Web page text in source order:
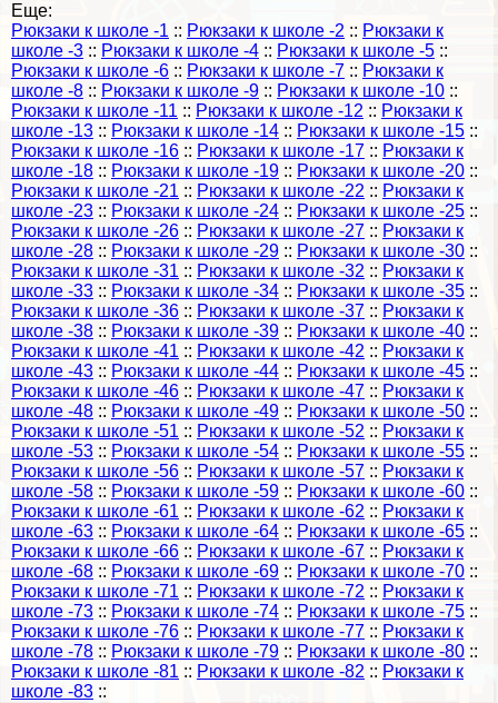
Еще:
Рюкзаки к школе -1 :: Рюкзаки к школе -2 :: Рюкзаки к
школе -3 :: Рюкзаки к школе -4 :: Рюкзаки к школе -5 ::
Рюкзаки к школе -6 :: Рюкзаки к школе -7 :: Рюкзаки к
школе -8 :: Рюкзаки к школе -9 :: Рюкзаки к школе -10 ::
Рюкзаки к школе -11 :: Рюкзаки к школе -12 :: Рюкзаки к
школе -13 :: Рюкзаки к школе -14 :: Рюкзаки к школе -15 ::
Рюкзаки к школе -16 :: Рюкзаки к школе -17 :: Рюкзаки к
школе -18 :: Рюкзаки к школе -19 :: Рюкзаки к школе -20 ::
Рюкзаки к школе -21 :: Рюкзаки к школе -22 :: Рюкзаки к
школе -23 :: Рюкзаки к школе -24 :: Рюкзаки к школе -25 ::
Рюкзаки к школе -26 :: Рюкзаки к школе -27 :: Рюкзаки к
школе -28 :: Рюкзаки к школе -29 :: Рюкзаки к школе -30 ::
Рюкзаки к школе -31 :: Рюкзаки к школе -32 :: Рюкзаки к
школе -33 :: Рюкзаки к школе -34 :: Рюкзаки к школе -35 ::
Рюкзаки к школе -36 :: Рюкзаки к школе -37 :: Рюкзаки к
школе -38 :: Рюкзаки к школе -39 :: Рюкзаки к школе -40 ::
Рюкзаки к школе -41 :: Рюкзаки к школе -42 :: Рюкзаки к
школе -43 :: Рюкзаки к школе -44 :: Рюкзаки к школе -45 ::
Рюкзаки к школе -46 :: Рюкзаки к школе -47 :: Рюкзаки к
школе -48 :: Рюкзаки к школе -49 :: Рюкзаки к школе -50 ::
Рюкзаки к школе -51 :: Рюкзаки к школе -52 :: Рюкзаки к
школе -53 :: Рюкзаки к школе -54 :: Рюкзаки к школе -55 ::
Рюкзаки к школе -56 :: Рюкзаки к школе -57 :: Рюкзаки к
школе -58 :: Рюкзаки к школе -59 :: Рюкзаки к школе -60 ::
Рюкзаки к школе -61 :: Рюкзаки к школе -62 :: Рюкзаки к
школе -63 :: Рюкзаки к школе -64 :: Рюкзаки к школе -65 ::
Рюкзаки к школе -66 :: Рюкзаки к школе -67 :: Рюкзаки к
школе -68 :: Рюкзаки к школе -69 :: Рюкзаки к школе -70 ::
Рюкзаки к школе -71 :: Рюкзаки к школе -72 :: Рюкзаки к
школе -73 :: Рюкзаки к школе -74 :: Рюкзаки к школе -75 ::
Рюкзаки к школе -76 :: Рюкзаки к школе -77 :: Рюкзаки к
школе -78 :: Рюкзаки к школе -79 :: Рюкзаки к школе -80 ::
Рюкзаки к школе -81 :: Рюкзаки к школе -82 :: Рюкзаки к
школе -83 ::